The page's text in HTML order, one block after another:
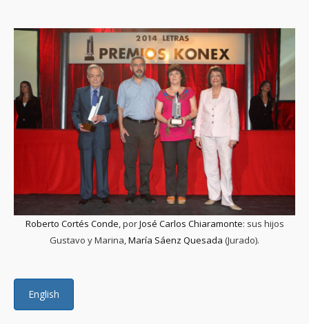
Roberto Cortés Conde, porJosé Carlos Chiaramonte: sus hijos
Gustavo y Marina,María Sáenz Quesada (Jurado).
English